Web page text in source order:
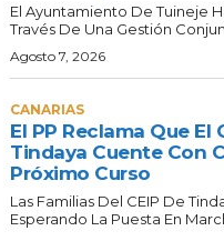
El Ayuntamiento De Tuineje
Través De Una Gestión
Agosto 7, 2026
CANARIAS
El PP Reclama Que El
Tindaya Cuente Con
Próximo Curso
Las Familias Del CEIP De
Esperando La Puesta En